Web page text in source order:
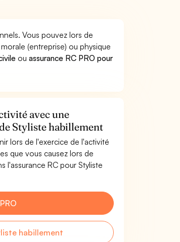
Vous pouvez lors de
(entreprise) ou physique
ouassurance RC PRO pour
avec une
Styliste habillement
lors de l'exercice de l'activité
que vous causez lors de
l'assurance RC pour Styliste
habillement